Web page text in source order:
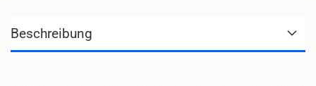
Beschreibung